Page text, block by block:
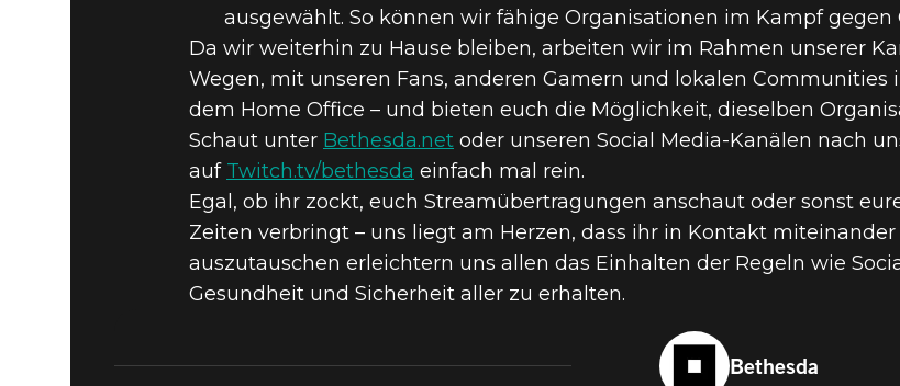
ausgewählt. So können wir fähige Organisationen im Kampf gegen
Da wir weiterhin zu Hause bleiben, arbeiten wir im Rahmen unserer
Wegen, mit unseren Fans, anderen Gamern und lokalen
dem Home Office – und bieten euch die Möglichkeit, dieselben
Schaut unter Bethesda.net oder unseren Social Media-Kanälen nach
auf Twitch.tv/bethesda einfach mal rein.
Egal, ob ihr zockt, euch Streamübertragungen anschaut oder sonst
Zeiten verbringt – uns liegt am Herzen, dass ihr in Kontakt
auszutauschen erleichtern uns allen das Einhalten der Regeln wie
Gesundheit und Sicherheit aller zu erhalten.
Bethesda